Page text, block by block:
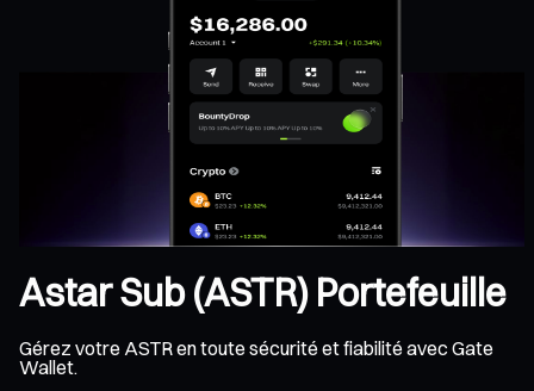
Astar Sub (ASTR) Portefeuille
Gérez votre ASTR en toute sécurité et fiabilité avec Gate
Wallet.